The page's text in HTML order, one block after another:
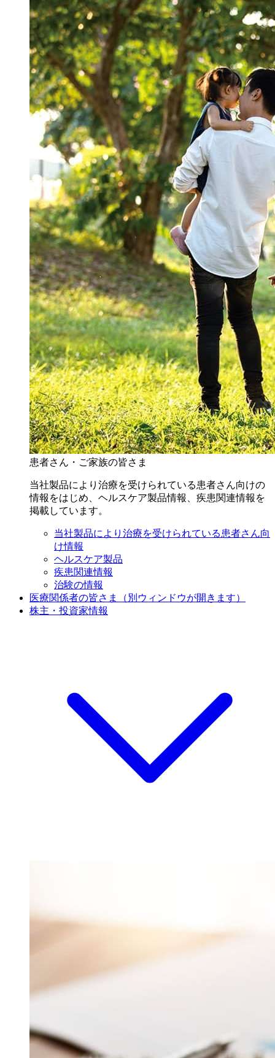
患者さん・ご家族の皆さま
当社製品により治療を受けられている患者さん向けの
情報をはじめ、ヘルスケア製品情報、疾患関連情報を
掲載しています。
当社製品により治療を受けられている患者さん向
け情報
ヘルスケア製品
疾患関連情報
治験の情報
医療関係者の皆さま
（別ウィンドウが開きます）
株主・投資家情報